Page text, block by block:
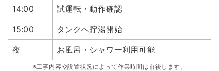
14:00 試運転・動作確認
15:00 タンクへ貯湯開始
夜 お風呂・シャワー利用可能
※工事内容や設置状況によって作業時間は前後します。